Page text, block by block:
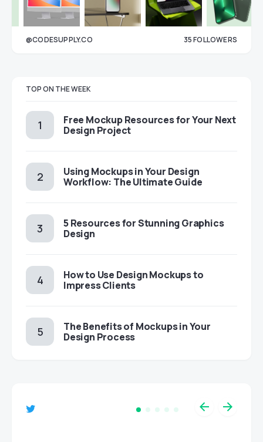
@CODESUPPLY.CO 35FOLLOWERS
TOP ON THE WEEK
Free Mockup Resources for Your Next
Design Project
Using Mockups in Your Design
Workflow: The Ultimate Guide
5 Resources for Stunning Graphics
Design
How to Use Design Mockups to
Impress Clients
The Benefits of Mockups in Your
Design Process